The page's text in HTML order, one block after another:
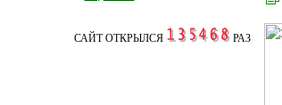
САЙТ ОТКРЫЛСЯ РАЗ